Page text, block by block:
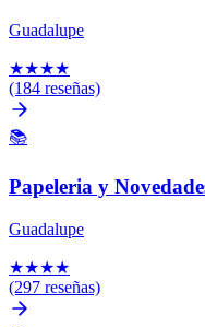
Guadalupe
★★★★
(184 reseñas)
📚
Papeleria y
Guadalupe
★★★★
(297 reseñas)